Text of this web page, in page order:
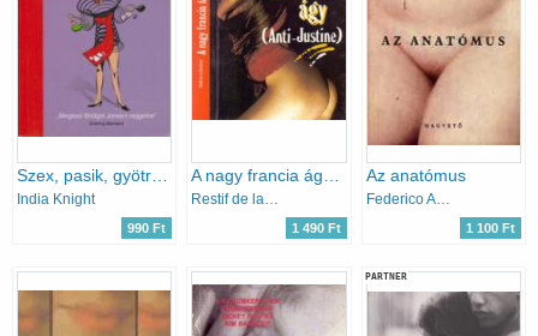
India Knight
990 Ft
Restif de la Bretonne
1 490 Ft
Az anatómus
Federico Andahazi
1 100 Ft
PARTNER